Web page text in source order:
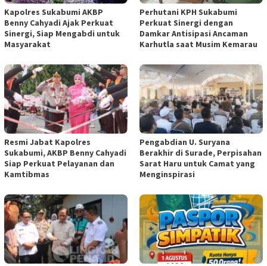
Kapolres Sukabumi AKBP
Benny Cahyadi Ajak Perkuat
Sinergi, Siap Mengabdi untuk
Masyarakat
Perhutani KPH Sukabumi
Perkuat Sinergi dengan
Damkar Antisipasi Ancaman
Karhutla saat Musim Kemarau
Resmi Jabat Kapolres
Sukabumi, AKBP Benny Cahyadi
Siap Perkuat Pelayanan dan
Kamtibmas
Pengabdian U. Suryana
Berakhir di Surade, Perpisahan
Sarat Haru untuk Camat yang
Menginspirasi